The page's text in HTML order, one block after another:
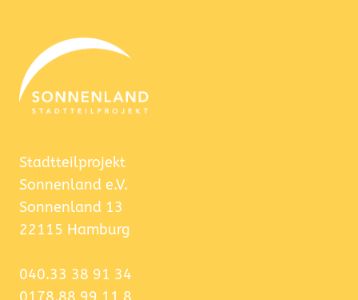
Stadtteilprojekt
Sonnenland e.V.
Sonnenland 13
22115 Hamburg
040.33 38 91 34